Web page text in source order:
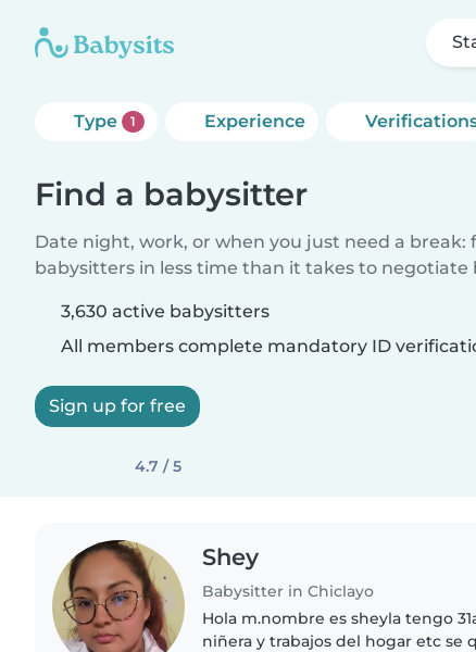
Type 1 Experience
Find a babysitter
Date night, work, or when you just need a break:
babysitters in less time than it takes to negotiate
3,630 active babysitters
All members complete mandatory ID
Sign up for free
4.7 / 5
Shey
Babysitter in Chiclayo
Hola m.nombre es sheyla tengo
niñera y trabajos del hogar etc se